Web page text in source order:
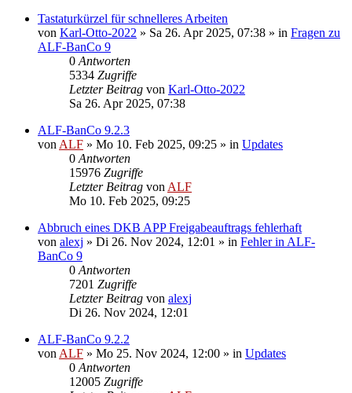
Tastaturkürzel für schnelleres Arbeiten
von Karl-Otto-2022 » Sa 26. Apr 2025, 07:38 » in Fragen zu
ALF-BanCo 9
0 Antworten
5334 Zugriffe
Letzter Beitrag von Karl-Otto-2022
Sa 26. Apr 2025, 07:38
ALF-BanCo 9.2.3
von ALF » Mo 10. Feb 2025, 09:25 » in Updates
0 Antworten
15976 Zugriffe
Letzter Beitrag von ALF
Mo 10. Feb 2025, 09:25
Abbruch eines DKB APP Freigabeauftrags fehlerhaft
von alexj » Di 26. Nov 2024, 12:01 » in Fehler in ALF-
BanCo 9
0 Antworten
7201 Zugriffe
Letzter Beitrag von alexj
Di 26. Nov 2024, 12:01
ALF-BanCo 9.2.2
von ALF » Mo 25. Nov 2024, 12:00 » in Updates
0 Antworten
12005 Zugriffe